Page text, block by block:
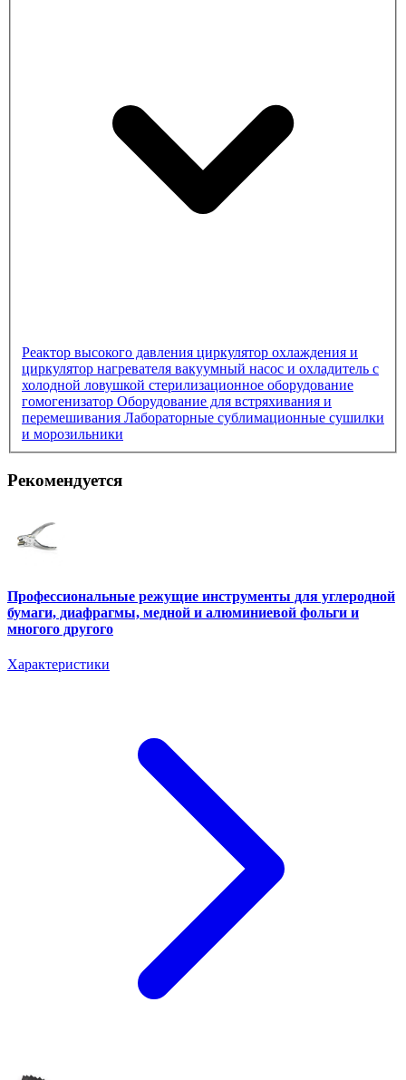
Реактор высокого давления циркулятор охлаждения и
циркулятор нагревателя вакуумный насос и охладитель с
холодной ловушкой стерилизационное оборудование
гомогенизатор Оборудование для встряхивания и
перемешивания Лабораторные сублимационные сушилки
и морозильники
Рекомендуется
Профессиональные режущие инструменты для углеродной
бумаги, диафрагмы, медной и алюминиевой фольги и
многого другого
Характеристики